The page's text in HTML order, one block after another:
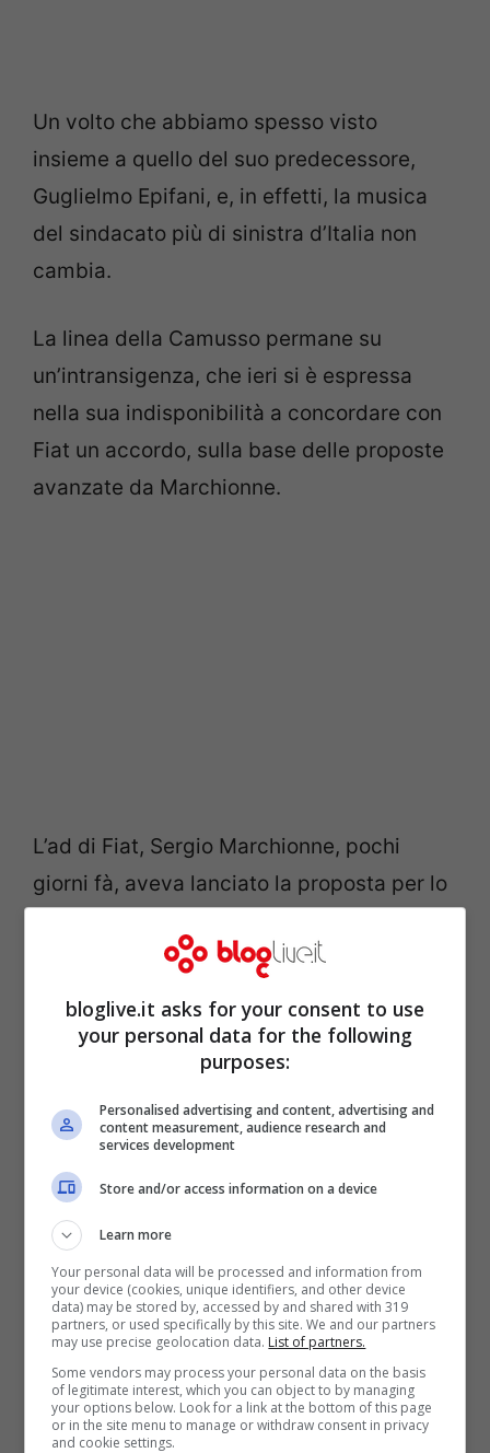
Un volto che abbiamo spesso visto
insieme a quello del suo predecessore,
Guglielmo Epifani, e, in effetti, la musica
del sindacato più di sinistra d’Italia non
cambia.
La linea della Camusso permane su
un’intransigenza, che ieri si è espressa
nella sua indisponibilità a concordare con
Fiat un accordo, sulla base delle proposte
avanzate da Marchionne.
L’ad di Fiat, Sergio Marchionne, pochi
giorni fà, aveva lanciato la proposta per lo
prevedendo un nuovo sistema più
alternative, su questo punto), con la
prospettiva di produrre a Torino la Jeep e i
modelli del marchio Alfa Romeo, per circa
250 mila vetture l’anno.
garantirebbe i livelli occupazionali e
incrementerebbe la proiduttività dello
stabilimento, oltre a una sua maggiore
rispondenza alle fluttuazioni di mercato,
durante l’anno.
bloglive.it asks for your consent to use
your personal data for the following
purposes:
Personalised advertising and content, advertising and
content measurement, audience research and
services development
Store and/or access information on a device
Learn more
Your personal data will be processed and information from
your device (cookies, unique identifiers, and other device
data) may be stored by, accessed by and shared with 319
partners, or used specifically by this site. We and our partners
may use precise geolocation data. List of partners.
Some vendors may process your personal data on the basis
of legitimate interest, which you can object to by managing
your options below. Look for a link at the bottom of this page
or in the site menu to manage or withdraw consent in privacy
and cookie settings.